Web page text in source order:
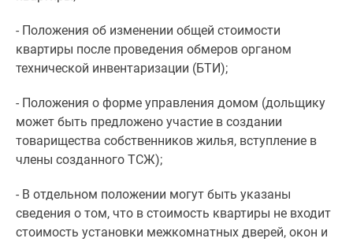
- Положения об изменении общей стоимости
квартиры после проведения обмеров органом
технической инвентаризации (БТИ);
- Положения о форме управления домом (дольщику
может быть предложено участие в создании
товарищества собственников жилья, вступление в
члены созданного ТСЖ);
- В отдельном положении могут быть указаны
сведения о том, что в стоимость квартиры не входит
стоимость установки межкомнатных дверей, окон и